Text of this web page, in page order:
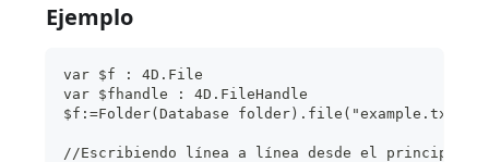
Ejemplo
var $f : 4D.File
var $fhandle : 4D.FileHandle
$f:=Folder(Database folder).file("example.txt")
//Escribiendo línea a línea desde el principio